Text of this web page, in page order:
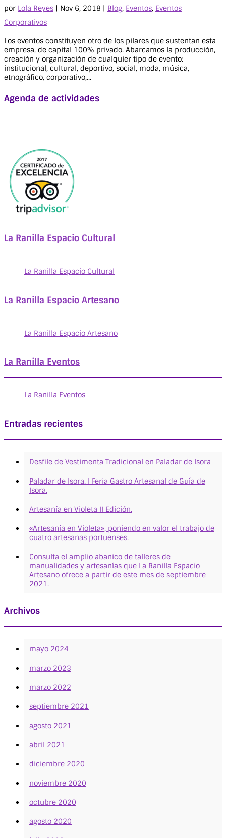
por Lola Reyes | Nov 6, 2018 | Blog, Eventos, Eventos
Corporativos
Los eventos constituyen otro de los pilares que sustentan esta
empresa, de capital 100% privado. Abarcamos la producción,
creación y organización de cualquier tipo de evento:
institucional, cultural, deportivo, social, moda, música,
etnográfico, corporativo,...
Agenda de actividades
La Ranilla Espacio Cultural
La Ranilla Espacio Cultural
La Ranilla Espacio Artesano
La Ranilla Espacio Artesano
La Ranilla Eventos
La Ranilla Eventos
Entradas recientes
Desfile de Vestimenta Tradicional en Paladar de Isora
Paladar de Isora. I Feria Gastro Artesanal de Guía de
Isora.
Artesanía en Violeta II Edición.
«Artesanía en Violeta», poniendo en valor el trabajo de
cuatro artesanas portuenses.
Consulta el amplio abanico de talleres de
manualidades y artesanías que La Ranilla Espacio
Artesano ofrece a partir de este mes de septiembre
2021.
Archivos
mayo 2024
marzo 2023
marzo 2022
septiembre 2021
agosto 2021
abril 2021
diciembre 2020
noviembre 2020
octubre 2020
agosto 2020